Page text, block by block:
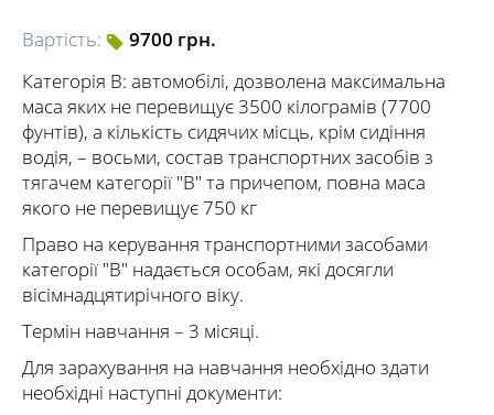
Вартість:
9700 грн.
Категорія В: автомобілі, дозволена максимальна
маса яких не перевищує 3500 кілограмів (7700
фунтів), а кількість сидячих місць, крім сидіння
водія, – восьми, состав транспортних засобів з
тягачем категорії "В" та причепом, повна маса
якого не перевищує 750 кг
Право на керування транспортними засобами
категорії "В" надається особам, які досягли
вісімнадцятирічного віку.
Термін навчання – 3 місяці.
Для зарахування на навчання необхідно здати
необхідні наступні документи: